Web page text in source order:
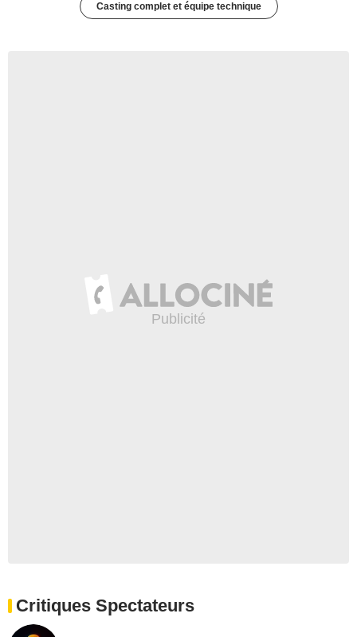
Casting complet et équipe technique
Critiques Spectateurs